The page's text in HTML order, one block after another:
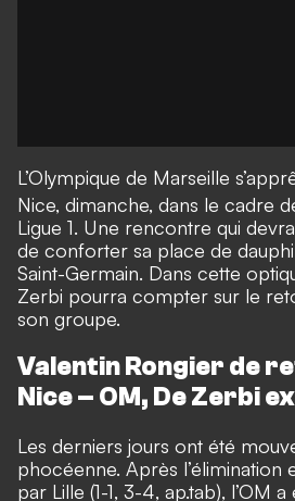
L’Olympique de Marseille
Nice, dimanche, dans le cadre
Ligue 1. Une rencontre qui
de conforter sa place de
Saint-Germain. Dans cette
Zerbi pourra compter sur le
son groupe.
Valentin Rongier de
Nice – OM, De Zerbi
Les derniers jours ont été
phocéenne. Après l’élimination
par Lille (1-1, 3-4, ap.tab), l’OM